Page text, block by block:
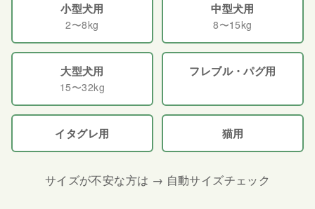
小型犬用
2〜8kg
中型犬用
8〜15kg
大型犬用
15〜32kg
フレブル・パグ用
イタグレ用 猫用
サイズが不安な方は → 自動サイズチェック